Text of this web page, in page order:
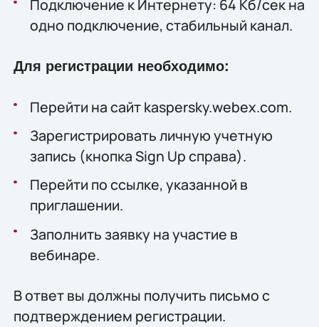
Подключение к Интернету: 64 Кб/сек на
одно подключение, стабильный канал.
Для регистрации необходимо:
Перейти на сайт kaspersky.webex.com.
Зарегистрировать личную учетную
запись (кнопка Sign Up справа).
Перейти по ссылке, указанной в
приглашении.
Заполнить заявку на участие в
вебинаре.
В ответ вы должны получить письмо с
подтверждением регистрации.